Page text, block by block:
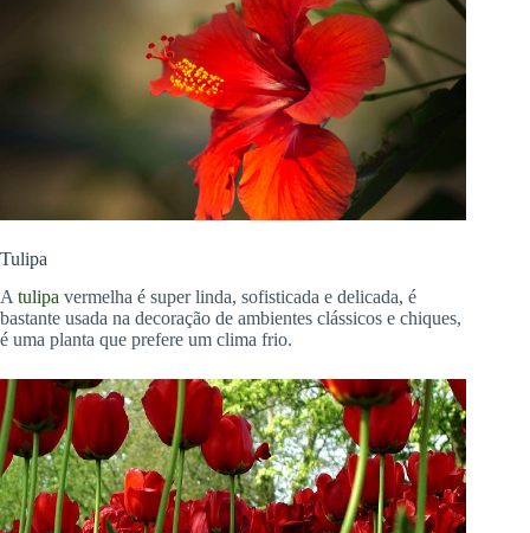
Tulipa
Atulipa vermelha é super linda, sofisticada e delicada, é
bastante usada na decoração de ambientes clássicos e chiques,
é uma planta que prefere um clima frio.